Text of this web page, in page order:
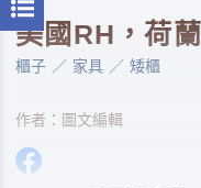
美國RH，荷
櫃子 家具 矮櫃
作者：圖文編輯